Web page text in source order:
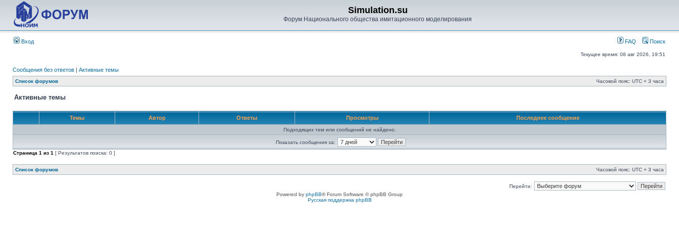
Simulation.su
Форум Национального общества имитационного моделирования
Вход FAQ Поиск
Текущее время: 08 авг 2026, 19:51
Сообщения без ответов | Активные темы
Список форумов Часовой пояс: UTC + 3 часа
Активные темы
Темы Автор Ответы Просмотры Последнее сообщение
Подходящих тем или сообщений не найдено.
Показать сообщения за:
Страница 1 из 1 [ Результатов поиска: 0 ]
Список форумов Часовой пояс: UTC + 3 часа
Перейти:
Powered by phpBB® Forum Software © phpBB Group
Русская поддержка phpBB